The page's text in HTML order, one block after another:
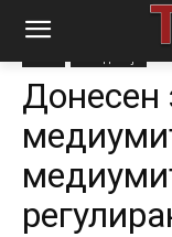
Почетна
Донесен